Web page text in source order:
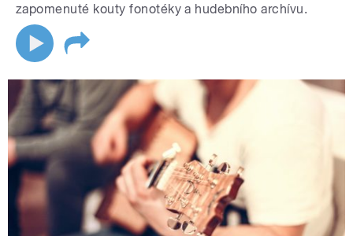
zapomenuté kouty fonotéky a hudebního archívu.